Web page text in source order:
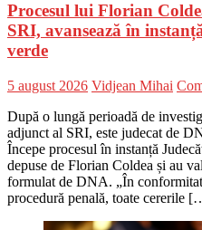
Procesul lui Florian
SRI, avansează în
verde
Posted
5 august 2026 Author
Vidjean Mihai
După o lungă perioadă de
adjunct al SRI, este judecat de
Începe procesul în instanță
depuse de Florian Coldea și au
formulat de DNA. „În
procedură penală, toate cererile